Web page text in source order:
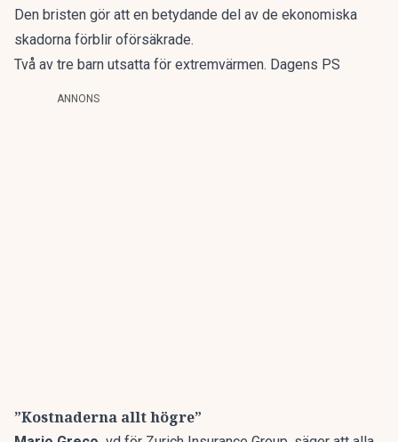
Den bristen gör att en betydande del av de ekonomiska
skadorna förblir oförsäkrade.
Två av tre barn utsatta för extremvärmen. Dagens PS
ANNONS
”Kostnaderna allt högre”